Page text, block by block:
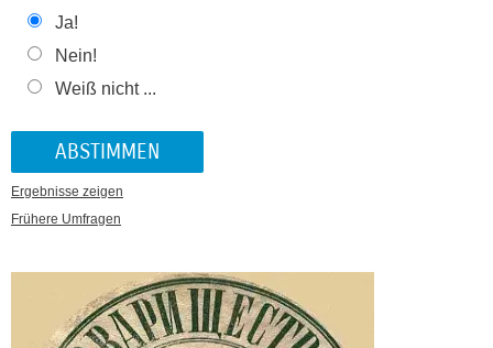
Ja!
Nein!
Weiß nicht ...
Ergebnisse zeigen
Frühere Umfragen